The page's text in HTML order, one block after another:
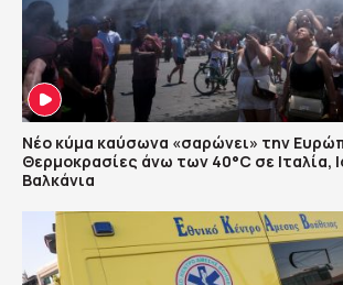
Νέο κύμα καύσωνα «σαρώνει» την
Θερμοκρασίες άνω των 40°C σε Ιταλία,
Βαλκάνια